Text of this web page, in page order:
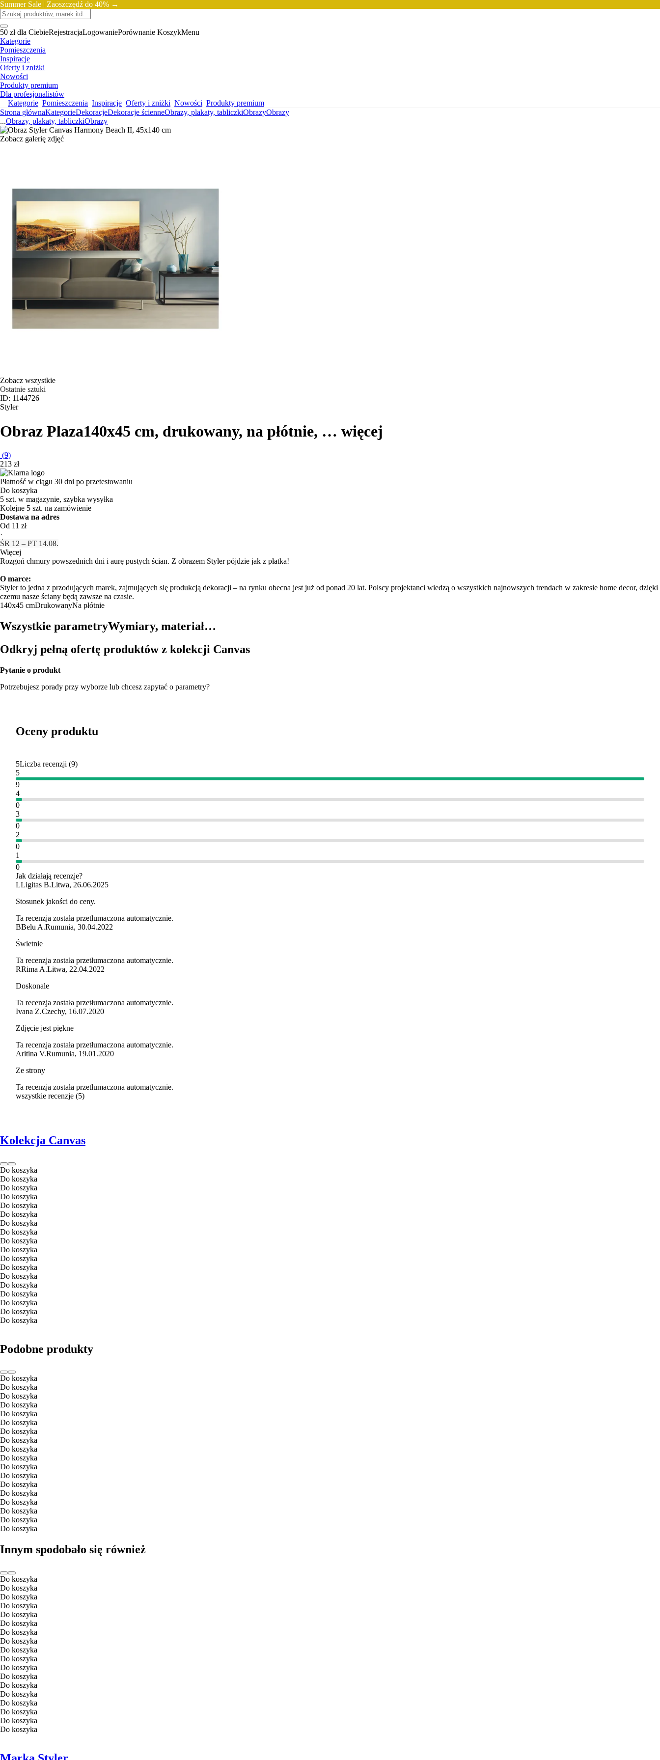
Summer Sale | Zaoszczędź do 40% →
50 zł dla CiebieRejestracjaLogowaniePorównanie KoszykMenu
Kategorie
Pomieszczenia
Inspiracje
Oferty i zniżki
Nowości
Produkty premium
Dla profesjonalistów
Kategorie Pomieszczenia Inspiracje Oferty i zniżki Nowości Produkty premium
Strona głównaKategorieDekoracjeDekoracje ścienneObrazy, plakaty, tabliczkiObrazyObrazy
...Obrazy, plakaty, tabliczkiObrazy
Zobacz galerię zdjęć
Zobacz wszystkie
Ostatnie sztuki
ID: 1144726
Styler
Obraz Plaza140x45 cm, drukowany, na płótnie, … więcej
(9)
213 zł
Płatność w ciągu 30 dni po przetestowaniu
Do koszyka
5 szt. w magazynie, szybka wysyłka
Kolejne 5 szt. na zamówienie
Dostawa na adres
Od 11 zł
·
ŚR 12 – PT 14.08.
Więcej
Rozgoń chmury powszednich dni i aurę pustych ścian. Z obrazem Styler pójdzie jak z płatka!
O marce:
Styler to jedna z przodujących marek, zajmujących się produkcją dekoracji – na rynku obecna jest już od ponad 20 lat. Polscy projektanci wiedzą o wszystkich najnowszych trendach w zakresie home decor, dzięki
czemu nasze ściany będą zawsze na czasie.
140x45 cmDrukowanyNa płótnie
Wszystkie parametryWymiary, materiał…
Odkryj pełną ofertę produktów z kolekcji Canvas
Pytanie o produkt
Potrzebujesz porady przy wyborze lub chcesz zapytać o parametry?
Oceny produktu
5Liczba recenzji (9)
5
9
4
0
3
0
2
0
1
0
Jak działają recenzje?
LLigitas B.Litwa, 26.06.2025
Stosunek jakości do ceny.
Ta recenzja została przetłumaczona automatycznie.
BBelu A.Rumunia, 30.04.2022
Świetnie
Ta recenzja została przetłumaczona automatycznie.
RRima A.Litwa, 22.04.2022
Doskonale
Ta recenzja została przetłumaczona automatycznie.
Ivana Z.Czechy, 16.07.2020
Zdjęcie jest piękne
Ta recenzja została przetłumaczona automatycznie.
Aritina V.Rumunia, 19.01.2020
Ze strony
Ta recenzja została przetłumaczona automatycznie.
wszystkie recenzje (5)
Kolekcja Canvas
Do koszyka
Do koszyka
Do koszyka
Do koszyka
Do koszyka
Do koszyka
Do koszyka
Do koszyka
Do koszyka
Do koszyka
Do koszyka
Do koszyka
Do koszyka
Do koszyka
Do koszyka
Do koszyka
Do koszyka
Do koszyka
Podobne produkty
Do koszyka
Do koszyka
Do koszyka
Do koszyka
Do koszyka
Do koszyka
Do koszyka
Do koszyka
Do koszyka
Do koszyka
Do koszyka
Do koszyka
Do koszyka
Do koszyka
Do koszyka
Do koszyka
Do koszyka
Do koszyka
Innym spodobało się również
Do koszyka
Do koszyka
Do koszyka
Do koszyka
Do koszyka
Do koszyka
Do koszyka
Do koszyka
Do koszyka
Do koszyka
Do koszyka
Do koszyka
Do koszyka
Do koszyka
Do koszyka
Do koszyka
Do koszyka
Do koszyka